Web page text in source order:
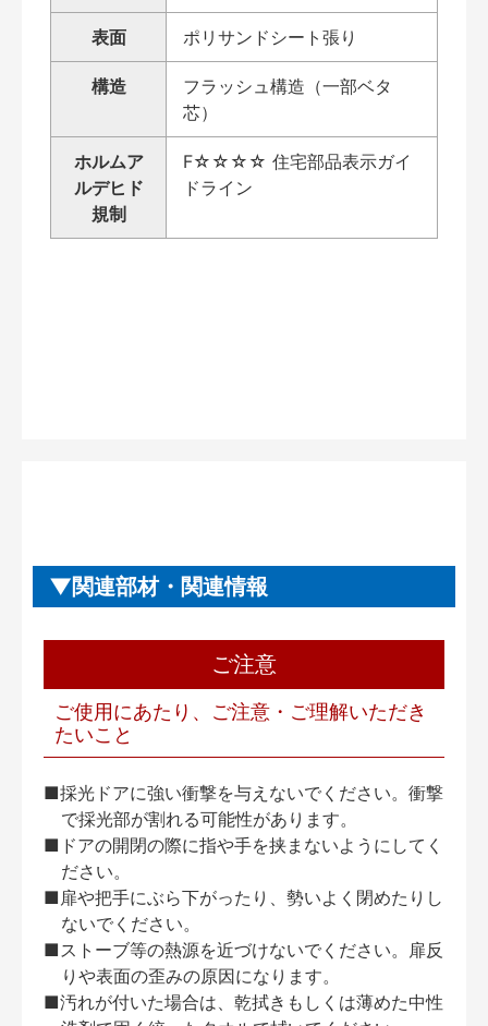
表面 ポリサンドシート張り
構造
フラッシュ構造（一部ベタ
芯）
ホルムア
ルデヒド
規制
F☆☆☆☆ 住宅部品表示ガイ
ドライン
関連部材・関連情報
ご注意
ご使用にあたり、ご注意・ご理解いただき
たいこと
■採光ドアに強い衝撃を与えないでください。衝撃
で採光部が割れる可能性があります。
■ドアの開閉の際に指や手を挟まないようにしてく
ださい。
■扉や把手にぶら下がったり、勢いよく閉めたりし
ないでください。
■ストーブ等の熱源を近づけないでください。扉反
りや表面の歪みの原因になります。
■汚れが付いた場合は、乾拭きもしくは薄めた中性